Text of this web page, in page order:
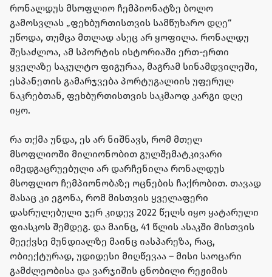
რონალდუს მსოფლიო ჩემპიონატზე ბოლო
გამოსვლას „ფეხბურთისთვის სამწუხარო დღე“
უწოდა, თუმცა მთლად ასეც არ ყოფილა. რონალდუ
შესაძლოა, ამ სპორტის ისტორიაში ერთ-ერთი
ყველაზე საკულტო ფიგურაა, მაგრამ სინამდვილეში,
ესპანეთის გამარჯვება პორტუგალიის უფერულ
ნაკრებთან, ფეხბურთისთვის საკმაოდ კარგი დღე
იყო.
რა თქმა უნდა, ეს არ ნიშნავს, რომ მთელ
მსოფლიოში მილიონობით გულშემატკივარი
იმედგაცრუებული არ დარჩენილა რონალდუს
მსოფლიო ჩემპიონობაზე ოცნების ჩაქრობით. თავად
მასაც კი ეგონა, რომ მისთვის ყველაფერი
დასრულებული ჯერ კიდევ 2022 წელს იყო ყატარული
ფიასკოს შემდეგ. და მაინც, 41 წლის ასაკში მისთვის
მეექვსე მუნდიალზე მაინც იასპარეზა, რაც,
ობიექტურად, უდიდესი მიღწევაა – მისი საოცარი
გამძლეობისა და ვარჯიშის ცნობილი რეჟიმის